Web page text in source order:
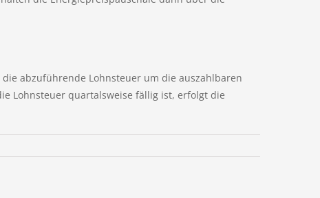
abzuführende Lohnsteuer um die auszahlbaren
Lohnsteuer quartalsweise fällig ist, erfolgt die